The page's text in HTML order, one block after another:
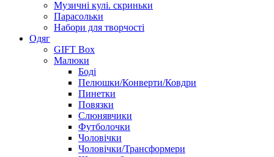
Музичні кулі. скриньки
Парасольки
Набори для творчості
Одяг
GIFT Box
Малюки
Боді
Пелюшки/Конверти/Ковдри
Пинетки
Повязки
Слюнявчики
Футболочки
Чоловічки
Чоловічки/Трансформери